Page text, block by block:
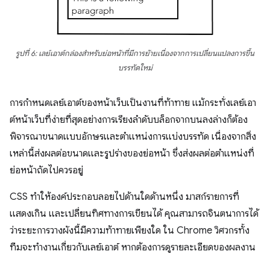
รูปที่ 6: เลย์เอาต์กล่องสำหรับย่อหน้าที่มีการย้ายเนื่องจากการเปลี่ยนแปลงการขึ้น
บรรทัดใหม่
การกำหนดเลย์เอาต์ของหน้าเว็บเป็นงานที่ท้าทาย แม้กระทั่งเลย์เอา
ต์หน้าเว็บที่ง่ายที่สุดอย่างการเรียงลำดับบล็อกจากบนลงล่างก็ต้อง
พิจารณาขนาดแบบอักษรและตำแหน่งการแบ่งบรรทัด เนื่องจากสิ่ง
เหล่านี้ส่งผลต่อขนาดและรูปร่างของย่อหน้า ซึ่งส่งผลต่อตำแหน่งที่
ย่อหน้าถัดไปควรอยู่
CSS ทําให้องค์ประกอบลอยไปด้านใดด้านหนึ่ง มาสก์รายการที่
แสดงเกิน และเปลี่ยนทิศทางการเขียนได้ คุณสามารถจินตนาการได้
ว่าระยะการวางผังนี้มีความท้าทายเพียงใด ใน Chrome วิศวกรทั้ง
ทีมจะทำงานเกี่ยวกับเลย์เอาต์ หากต้องการดูรายละเอียดของผลงาน